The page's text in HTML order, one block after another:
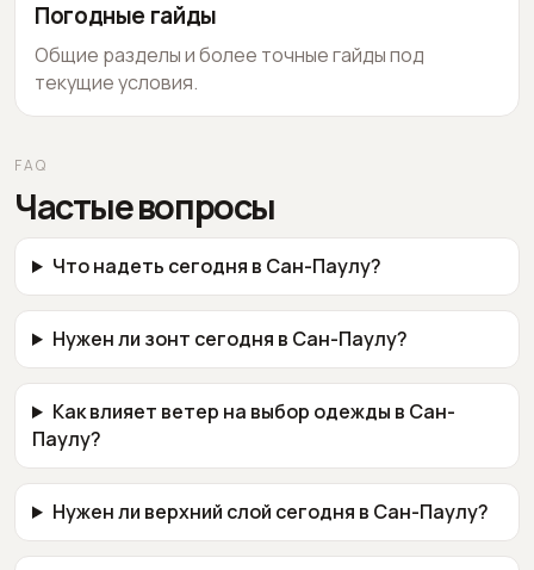
Погодные гайды
Общие разделы и более точные гайды под
текущие условия.
FAQ
Частые вопросы
Что надеть сегодня в Сан-Паулу?
Нужен ли зонт сегодня в Сан-Паулу?
Как влияет ветер на выбор одежды в Сан-
Паулу?
Нужен ли верхний слой сегодня в Сан-Паулу?